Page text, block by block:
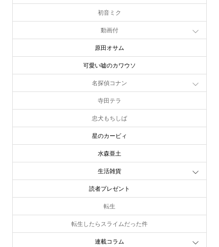
初音ミク
動画付
原田オサム
可愛い嘘のカワウソ
名探偵コナン
寺田テラ
忠犬もちしば
星のカービィ
水森亜土
生活雑貨
読者プレゼント
転生
転生したらスライムだった件
連載コラム